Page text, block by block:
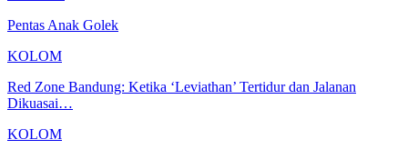
Pentas Anak Golek
KOLOM
Red Zone Bandung: Ketika ‘Leviathan’ Tertidur dan Jalanan
Dikuasai…
KOLOM